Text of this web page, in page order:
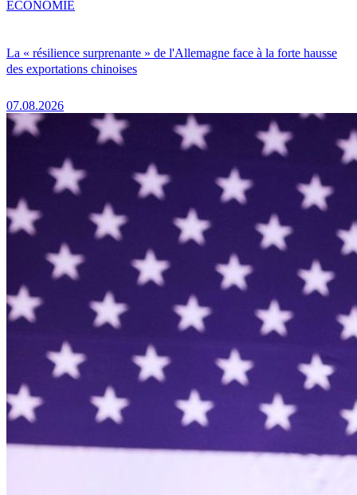
La « résilience surprenante » de l'Allemagne face à la forte hausse
des exportations chinoises
07.08.2026
ÉCONOMIE